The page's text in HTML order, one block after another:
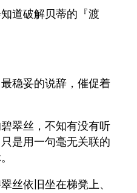
道破解贝蒂的『渡
稳妥的说辞，催促着
翠丝，不知有没有听
是用一句毫无关联的
丝依旧坐在梯凳上、